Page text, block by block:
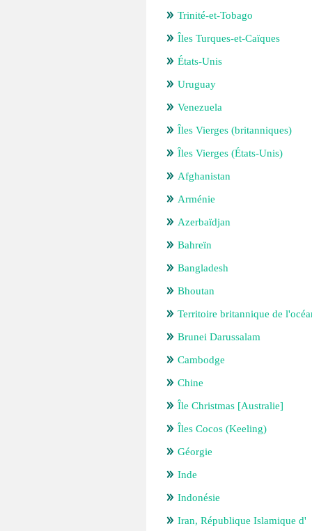
Trinité-et-Tobago
Îles Turques-et-Caïques
États-Unis
Uruguay
Venezuela
Îles Vierges (britanniques)
Îles Vierges (États-Unis)
Afghanistan
Arménie
Azerbaïdjan
Bahreïn
Bangladesh
Bhoutan
Territoire britannique de
Brunei Darussalam
Cambodge
Chine
Île Christmas [Australie]
Îles Cocos (Keeling)
Géorgie
Inde
Indonésie
Iran, République Islamique d'